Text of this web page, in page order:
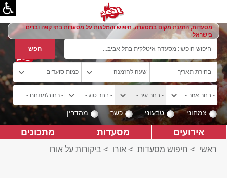
מסעדות, הזמנת מקום במסעדה, חיפוש והמלצות על מסעדות בתי קפה וברים
בישראל
צמחוני טבעוני כשר מהדרין
אירועים מסעדות מתכונים
ראשי > חיפוש מסעדות > אורו > ביקורות על אורו